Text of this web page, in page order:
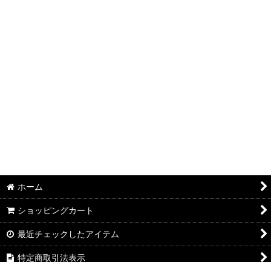
ホーム
ショッピングカート
最近チェックしたアイテム
特定商取引法表示